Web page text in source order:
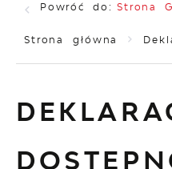
Powróć do: Strona
Strona główna